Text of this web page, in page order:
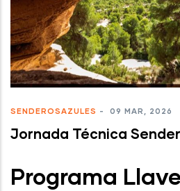
SENDEROSAZULES - 09 MAR, 2026
Jornada Técnica
Programa